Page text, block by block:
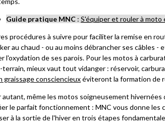
Guide pratique MNC : S'équiper et rouler à moto
procédures à suivre pour faciliter la remise en
au chaud - ou au moins débrancher ses câbles -
l'oxydation de ses parois. Pour les motos à
mieux vaut tout vidanger : réservoir,
graissage consciencieuxéviteront la formation de
autant, même les motos soigneusement
le parfait fonctionnement : MNC vous donne les
à la sortie de l'hiver en trois étapes